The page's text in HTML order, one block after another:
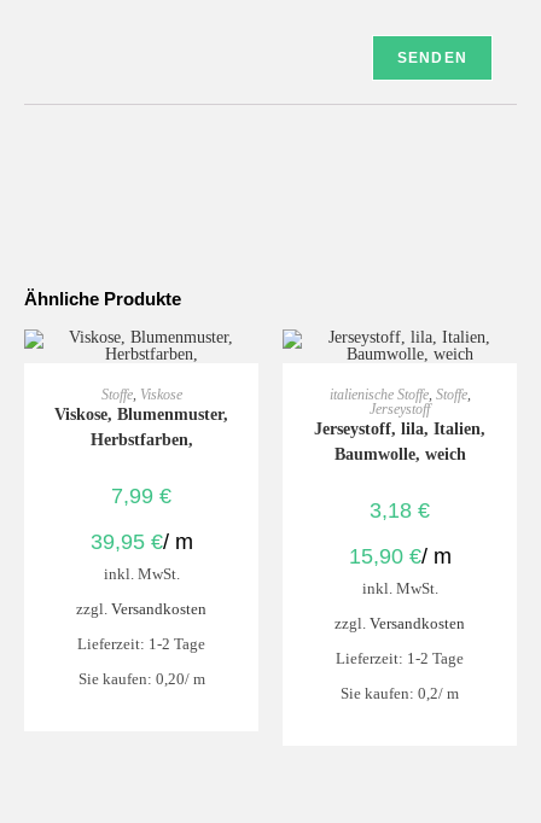
Ähnliche Produkte
IN DEN WARENKORB
Stoffe, Viskose
Viskose, Blumenmuster,
Herbstfarben,
7,99 €
39,95 €/ m
inkl. MwSt.
zzgl. Versandkosten
Lieferzeit: 1-2 Tage
Sie kaufen: 0,20/ m
IN DEN WARENKORB
italienische Stoffe, Stoffe,
Jerseystoff
Jerseystoff, lila, Italien,
Baumwolle, weich
3,18 €
15,90 €/ m
inkl. MwSt.
zzgl. Versandkosten
Lieferzeit: 1-2 Tage
Sie kaufen: 0,2/ m